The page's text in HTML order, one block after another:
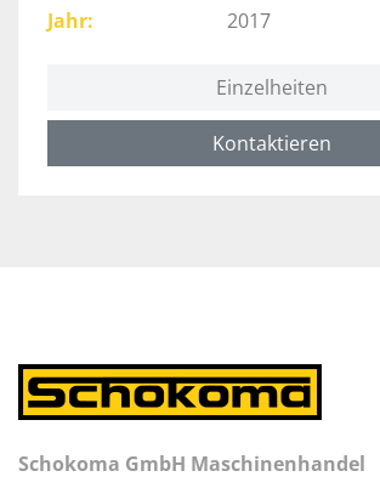
Jahr
2017
Einzelheiten
Kontaktieren
Schokoma GmbH Maschinenhandel